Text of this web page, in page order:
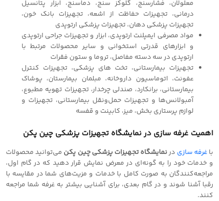
معلولان، فشارسنج، گلوکز سنج، دماسنج، ابزار پتانسیل
درمانی، تجهیزات حفاظت از اشعه، تجهیزات بانک خون،
تجهیزات پزشکی دهان، تجهیزات پزشکی ارتوپدی
مواد مصرفی ایمپلنت ارتوپدی، ابزار و تجهیزات جراحی ارتوپدی
و ابزارهای قدرتی استخوانی و سایر محصولات مرتبط با
ارتوپدی در سه دسته مفاصل، تروما و ستون فقرات
تجهیزات بیمارستانی، تخت های پزشکی، تجهیزات کنترل
عفونت، اتوماسیون داروخانه، مبلمان بیمارستان، پوشاک
بیمارستانی، برانکارد، صندلی چرخدار، تجهیزات تهویه مطبوع،
آمبولانس‌ها و تجهیزات حمل‌ونقل بیمارستانی، تجهیزات و
لوازم پرستاری بخش، میز، کابینت و قفسه
اهمیت غرفه سازی در نمایشگاه تجهیزات پزشکی چین پکن
باغرفه سازی درنمایشگاه تجهیزات پزشکی چین پکن می‌توانید محصولات
و خدمات خود را به گونه‌ای در معرض نمایش قرار دهید که در گام اول،
مراجعه‌کنندگان به صورت کامل با خدمات و مزیت‌های شما در مقایسه با
رقبا آشنا شوند و در گام بعدی، برای آشنایی بیشتر به غرفه شما مراجعه
کنند.